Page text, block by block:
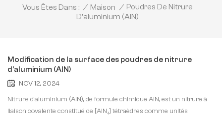
Vous Êtes Dans : / Maison / Poudres De Nitrure
D'aluminium (AlN)
Modification de la surface des poudres de nitrure
d'aluminium (AlN)
NOV 12, 2024
Nitrure d'aluminium (AlN), de formule chimique AlN, est un nitrure à
liaison covalente constitué de [AlN₄] tétraèdres comme unités